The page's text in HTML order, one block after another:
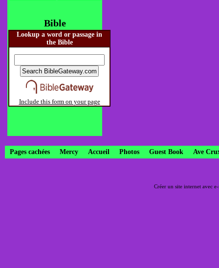
Bible
Lookup a word or passage in
the Bible
Include this form on your page
Pages cachées Mercy Accueil Photos Guest Book Ave
Créer un site internet avec